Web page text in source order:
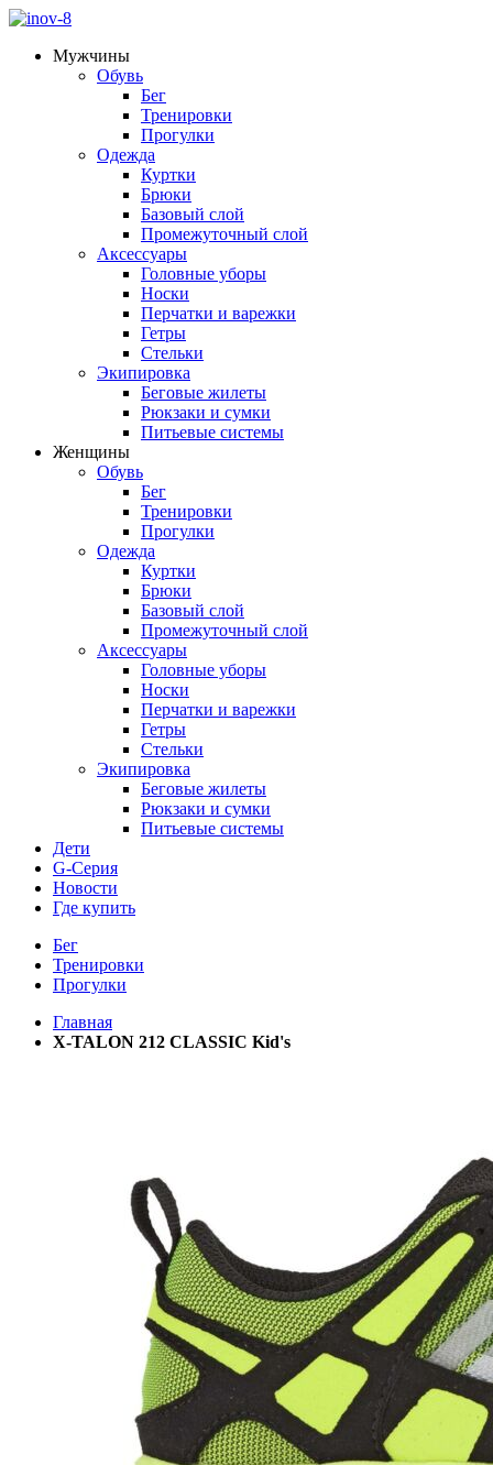
Мужчины
Обувь
Бег
Тренировки
Прогулки
Одежда
Куртки
Брюки
Базовый слой
Промежуточный слой
Аксессуары
Головные уборы
Носки
Перчатки и варежки
Гетры
Стельки
Экипировка
Беговые жилеты
Рюкзаки и сумки
Питьевые системы
Женщины
Обувь
Бег
Тренировки
Прогулки
Одежда
Куртки
Брюки
Базовый слой
Промежуточный слой
Аксессуары
Головные уборы
Носки
Перчатки и варежки
Гетры
Стельки
Экипировка
Беговые жилеты
Рюкзаки и сумки
Питьевые системы
Дети
G-Серия
Новости
Где купить
Бег
Тренировки
Прогулки
Главная
X-TALON 212 CLASSIC Kid's